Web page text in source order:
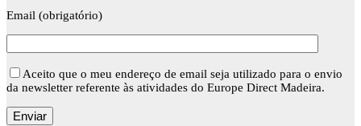
Email (obrigatório)
Aceito que o meu endereço de email seja utilizado para o envio
da newsletter referente às atividades do Europe Direct Madeira.